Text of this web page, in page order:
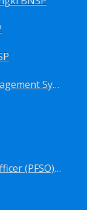
Sertifikasi Pipeline Integrity Management System (Pims) BNSP
Sertifikasi Port Facility Security Officer (PFSO) BNSP